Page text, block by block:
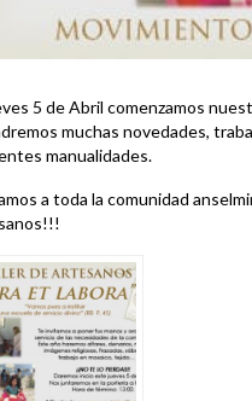
5 de Abril comenzamos
muchas novedades,
manualidades.
a toda la comunidad